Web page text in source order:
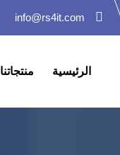
info@rs4it.com
الرئيسية منتجاتنا